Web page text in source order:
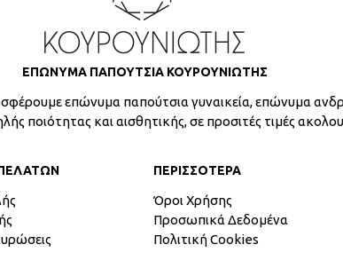
ΕΠΩΝΥΜΑ ΠΑΠΟΥΤΣΙΑ ΚΟΥΡΟΥΝΙΩΤΗΣ
επώνυμα παπούτσια γυναικεία, επώνυμα
ποιότητας και αισθητικής, σε προσιτές τιμές
ΠΕΡΙΣΣΟΤΕΡΑ
Όροι Χρήσης
Προσωπικά Δεδομένα
Πολιτική Cookies